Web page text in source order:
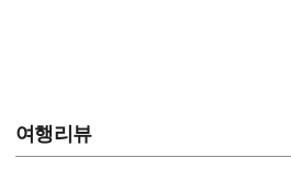
여행리뷰